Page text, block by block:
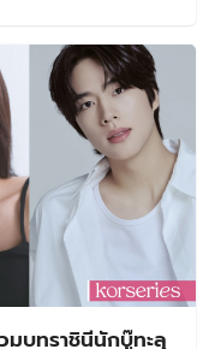
มบทราชินีนักบู๊ทะลุ